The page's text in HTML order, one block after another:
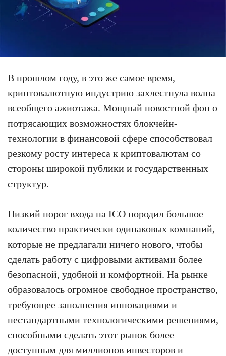
В прошлом году, в это же самое время,
криптовалютную индустрию захлестнула волна
всеобщего ажиотажа. Мощный новостной фон о
потрясающих возможностях блокчейн-
технологии в финансовой сфере способствовал
резкому росту интереса к криптовалютам со
стороны широкой публики и государственных
структур.
Низкий порог входа на ICO породил большое
количество практически одинаковых компаний,
которые не предлагали ничего нового, чтобы
сделать работу с цифровыми активами более
безопасной, удобной и комфортной. На рынке
образовалось огромное свободное пространство,
требующее заполнения инновациями и
нестандартными технологическими решениями,
способными сделать этот рынок более
доступным для миллионов инвесторов и